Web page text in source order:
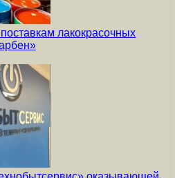
лакокрасочных